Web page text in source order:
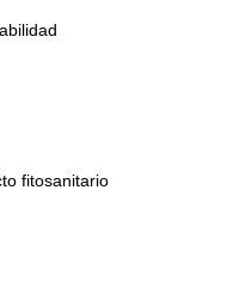
fitosanitario